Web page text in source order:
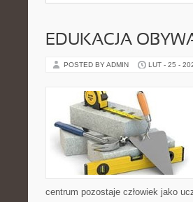
EDUKACJA
POSTED BY ADMIN LUT - 25 -
centrum pozostaje człowiek jako